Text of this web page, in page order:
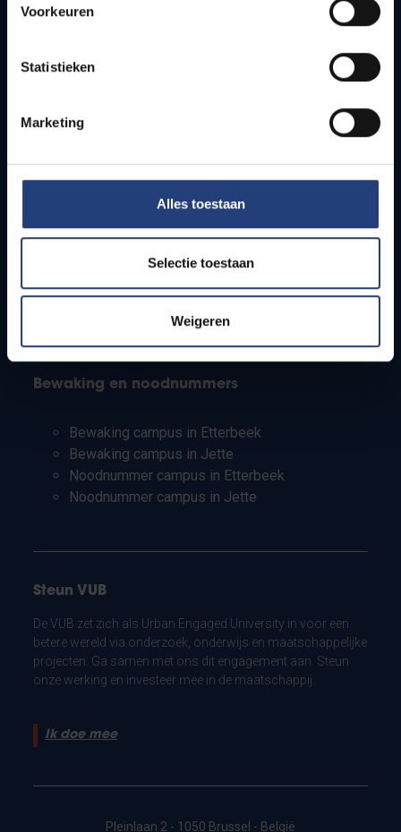
Voorkeuren
Statistieken
Marketing
Alles toestaan
Selectie toestaan
Weigeren
Bereikbaarheid
Studenten
PhD-studenten
Leerkrachten en secundaire scholen
Bewaking en noodnummers
Bewaking campus in Etterbeek
Bewaking campus in Jette
Noodnummer campus in Etterbeek
Noodnummer campus in Jette
Steun VUB
De VUB zet zich als Urban Engaged University in voor een
betere wereld via onderzoek, onderwijs en maatschappelijke
projecten. Ga samen met ons dit engagement aan. Steun
onze werking en investeer mee in de maatschappij.
Ik doe mee
Pleinlaan 2 - 1050 Brussel - België